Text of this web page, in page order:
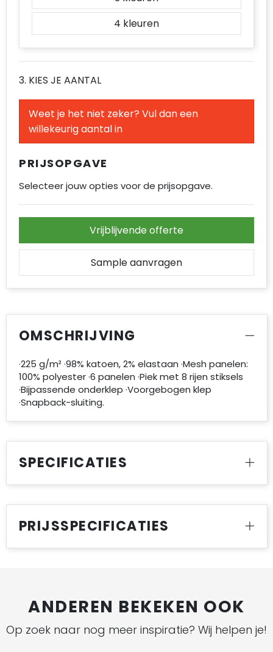
4
3. KIES JE AANTAL
Weet je het niet zeker? Vul dan een
willekeurig aantal in
PRIJSOPGAVE
Selecteer jouw opties voor de prijsopgave.
Vrijblijvende offerte
Sample aanvragen
OMSCHRIJVING
·225 g/m² ·98% katoen, 2% elastaan ·Mesh panelen:
100% polyester ·6 panelen ·Piek met 8 rijen stiksels
·Bijpassende onderklep ·Voorgebogen klep
·Snapback-sluiting.
SPECIFICATIES
PRIJSSPECIFICATIES
ANDEREN BEKEKEN OOK
Op zoek naar nog meer inspiratie? Wij helpen je!